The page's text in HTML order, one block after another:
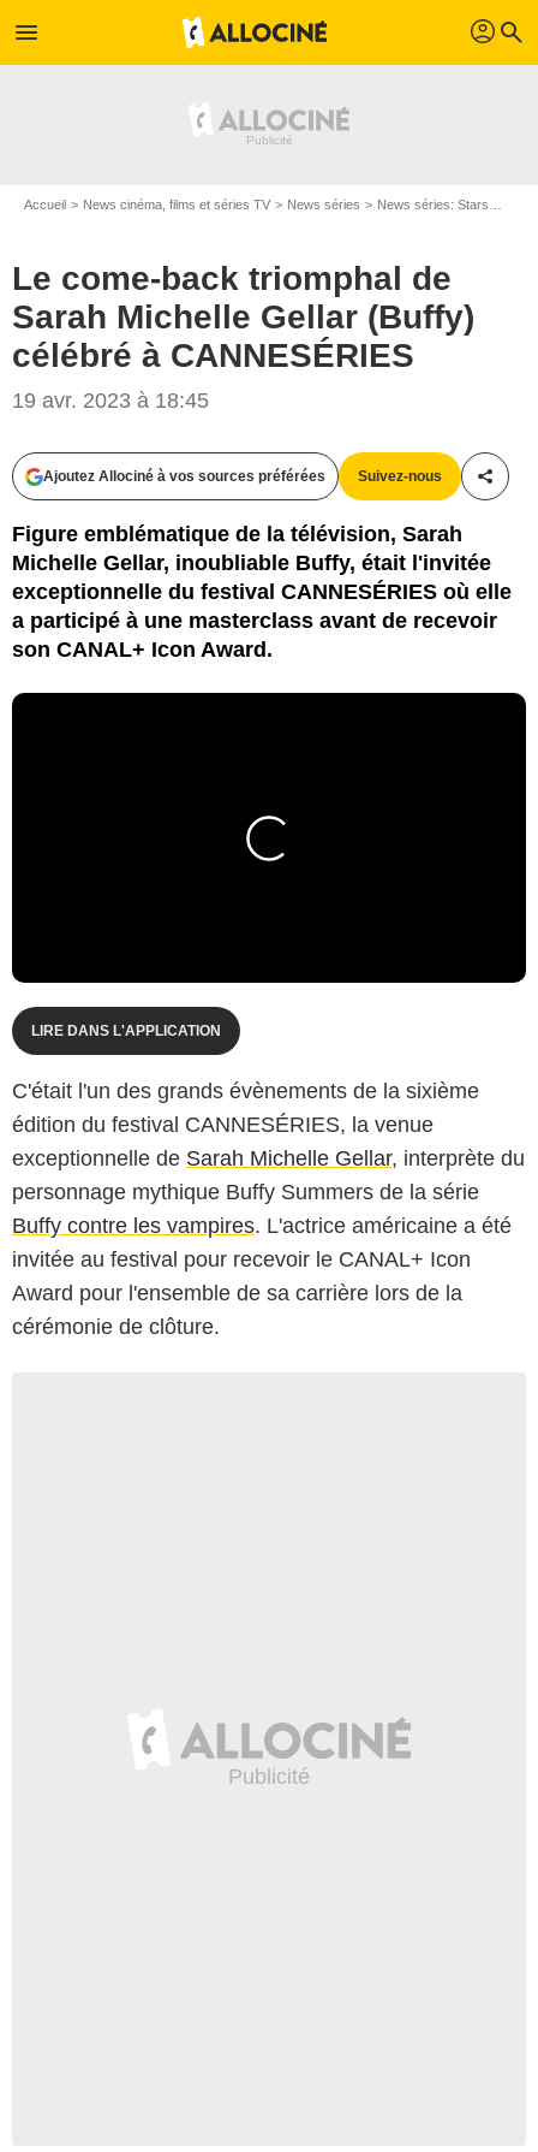
menu profil search
Accueil News cinéma, films et séries TV News séries News séries: Stars
Le come-back triomphal de
Sarah Michelle Gellar (Buffy)
célébré à CANNESÉRIES
19 avr. 2023 à 18:45
Ajoutez Allociné à vos sources préférées Suivez-nous
Figure emblématique de la télévision, Sarah
Michelle Gellar, inoubliable Buffy, était l'invitée
exceptionnelle du festival CANNESÉRIES où elle
a participé à une masterclass avant de recevoir
son CANAL+ Icon Award.
LIRE DANS L'APPLICATION
C'était l'un des grands évènements de la sixième
édition du festival CANNESÉRIES, la venue
exceptionnelle de Sarah Michelle Gellar, interprète du
personnage mythique Buffy Summers de la série
Buffy contre les vampires. L'actrice américaine a été
invitée au festival pour recevoir le CANAL+ Icon
Award pour l'ensemble de sa carrière lors de la
cérémonie de clôture.